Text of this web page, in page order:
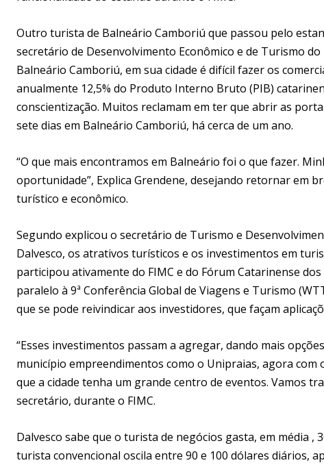
Outro turista de Balneário Camboriú que passou pelo
secretário de Desenvolvimento Econômico e de Turismo
Balneário Camboriú, em sua cidade é difícil fazer os
anualmente 12,5% do Produto Interno Bruto (PIB)
conscientização. Muitos reclamam em ter que abrir as
sete dias em Balneário Camboriú, há cerca de um ano.
“O que mais encontramos em Balneário foi o que fazer.
oportunidade”, Explica Grendene, desejando retornar em
turístico e econômico.
Segundo explicou o secretário de Turismo e
Dalvesco, os atrativos turísticos e os investimentos em
participou ativamente do FIMC e do Fórum Catarinense
paralelo à 9ª Conferência Global de Viagens e Turismo
que se pode reivindicar aos investidores, que façam
“Esses investimentos passam a agregar, dando mais
município empreendimentos como o Unipraias, agora
que a cidade tenha um grande centro de eventos. Vamos
secretário, durante o FIMC.
Dalvesco sabe que o turista de negócios gasta, em média
turista convencional oscila entre 90 e 100 dólares diários,